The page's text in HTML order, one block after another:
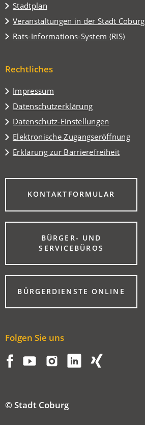
Stadtplan
(Öffnet
in
einem
neuen
Veranstaltungen in der Stadt Coburg
(Öffnet
in
einem
Tab)
Rats-Informations-System (RIS)
(Öffnet
neuen
Rechtliches
Impressum
Datenschutzerklärung
Datenschutz-Einstellungen
Elektronische Zugangseröffnung
Erklärung zur Barrierefreiheit
KONTAKTFORMULAR
(ÖFFNET
EINEM
NEUEN
BÜRGER- UND
SERVICEBÜROS
(ÖFFNET
EINEM
NEUEN
TAB)BÜRGERDIENSTE ONLINE
(ÖFFNET
EINEM
Folgen Sie uns
© Stadt Coburg